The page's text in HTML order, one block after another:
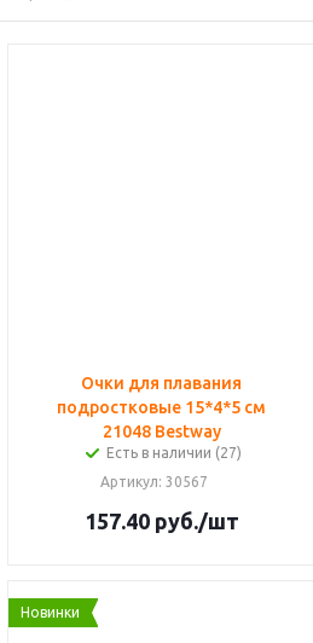
Очки для плавания
подростковые 15*4*5 см
21048 Bestway
Есть в наличии (27)
Артикул: 30567
157.40руб./шт
Новинки